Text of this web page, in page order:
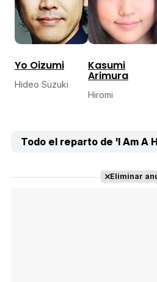
Yo Oizumi
Hideo Suzuki
Kasumi
Arimura
Hiromi
Todo el reparto de 'I Am A
Eliminar